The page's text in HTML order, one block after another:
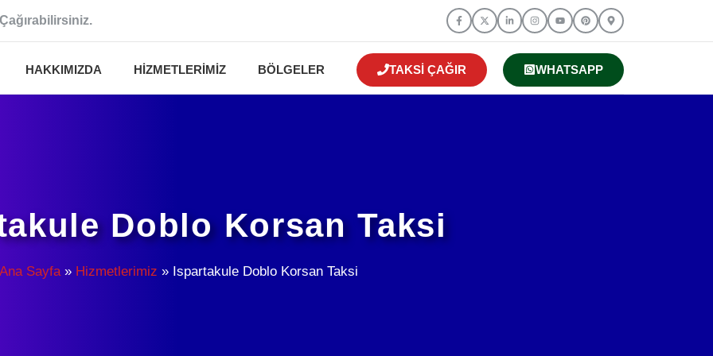
HAKKIMIZDA HIZMETLERIMIZ BÖLGELER TAKSI ÇAĞIR WHATSAPP
Doblo Korsan Taksi
Ana Sayfa» Hizmetlerimiz » Ispartakule Doblo Korsan Taksi